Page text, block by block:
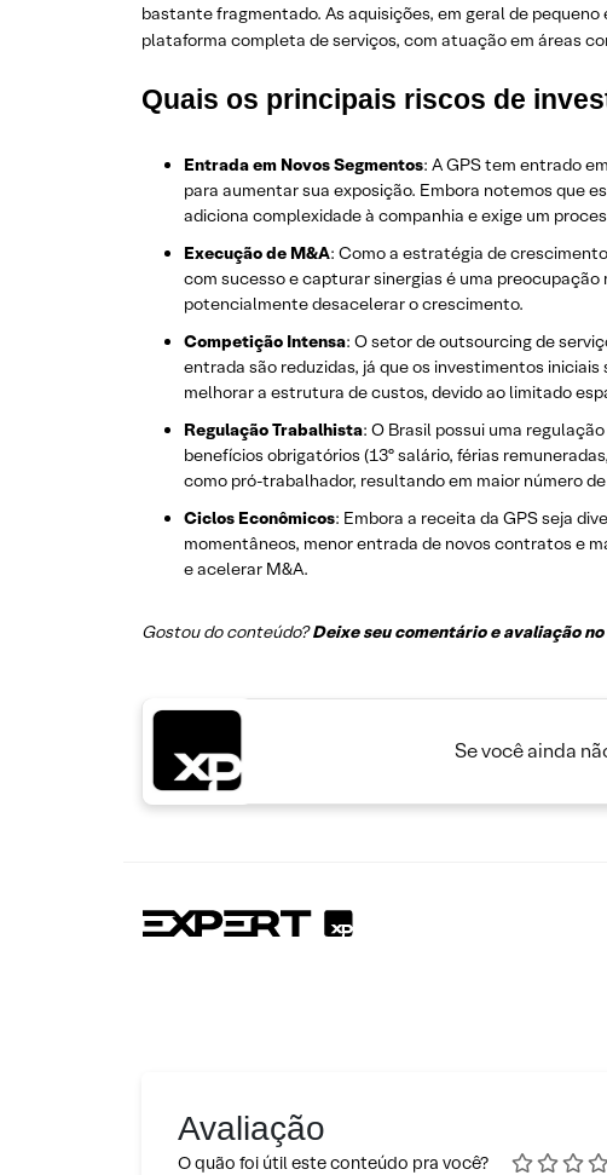
bastante fragmentado. As aquisições, em geral de
plataforma completa de serviços, com atuação em áreas
Quais os principais riscos de
Entrada em Novos Segmentos: A GPS tem entrado
para aumentar sua exposição. Embora notemos que
adiciona complexidade à companhia e exige um
Execução de M&A: Como a estratégia de
com sucesso e capturar sinergias é uma
potencialmente desacelerar o crescimento.
Competição Intensa: O setor de outsourcing de
entrada são reduzidas, já que os investimentos
melhorar a estrutura de custos, devido ao limitado
Regulação Trabalhista: O Brasil possui uma
benefícios obrigatórios (13º salário, férias
como pró-trabalhador, resultando em maior número
Ciclos Econômicos: Embora a receita da GPS seja
momentâneos, menor entrada de novos contratos e
e acelerar M&A.
Gostou do conteúdo?Deixe seu comentário e avaliação
Se você ainda
Avaliação
O quão foi útil este conteúdo pra você?